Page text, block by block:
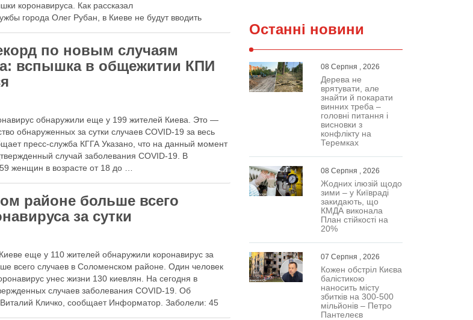
коронавируса. Как рассказал
города Олег Рубан, в Киеве не будут вводить
по новым случаям
вспышка в общежитии КПИ
обнаружили еще у 199 жителей Киева. Это —
обнаруженных за сутки случаев COVID-19 за весь
пресс-служба КГГА Указано, что на данный момент
случай заболевания COVID-19. В
женщин в возрасте от 18 до …
районе больше всего
за сутки
еще у 110 жителей обнаружили коронавирус за
всего случаев в Соломенском районе. Один человек
унес жизни 130 киевлян. На сегодня в
случаев заболевания COVID-19. Об
Кличко, сообщает Информатор. Заболели: 45
Останні новини
08 Серпня , 2026
Дерева не
врятувати, але
знайти й покарати
винних треба –
головні питання і
висновки з
конфлікту на
Теремках
08 Серпня , 2026
Жодних ілюзій щодо
зими – у Київраді
закидають, що
КМДА виконала
План стійкості на
20%
07 Серпня , 2026
Кожен обстріл Києва
балістикою
наносить місту
збитків на 300-500
мільйонів – Петро
Пантелеєв